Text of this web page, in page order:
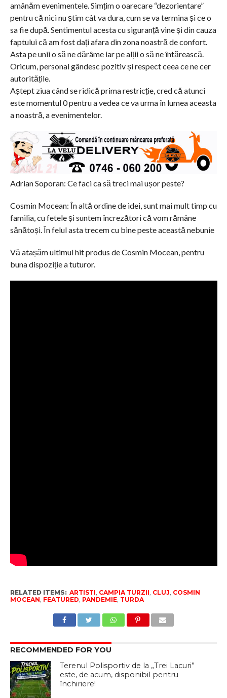
amânăm evenimentele. Simțim o oarecare “dezorientare”
pentru că nici nu știm cât va dura, cum se va termina și ce o
sa fie după. Sentimentul acesta cu siguranță vine și din cauza
faptului că am fost dați afara din zona noastră de confort.
Asta pe unii o să ne dărâme iar pe alții o să ne întărească.
Oricum, personal gândesc pozitiv și respect ceea ce ne cer
autoritățile.
Aștept ziua când se ridică prima restricție, cred că atunci
este momentul 0 pentru a vedea ce va urma în lumea aceasta
a noastră, a evenimentelor.
Adrian Soporan: Ce faci ca să treci mai ușor peste?
Cosmin Mocean: În altă ordine de idei, sunt mai mult timp cu
familia, cu fetele și suntem încrezători că vom rămâne
sănătoși. În felul asta trecem cu bine peste această nebunie
Vă atașăm ultimul hit produs de Cosmin Mocean, pentru
buna dispoziție a tuturor.
RELATED ITEMS: ARTISTI, CAMPIA TURZII, CLUJ, COSMIN
MOCEAN, FEATURED, PANDEMIE, TURDA
RECOMMENDED FOR YOU
Terenul Polisportiv de la „Trei Lacuri”
este, de acum, disponibil pentru
închiriere!